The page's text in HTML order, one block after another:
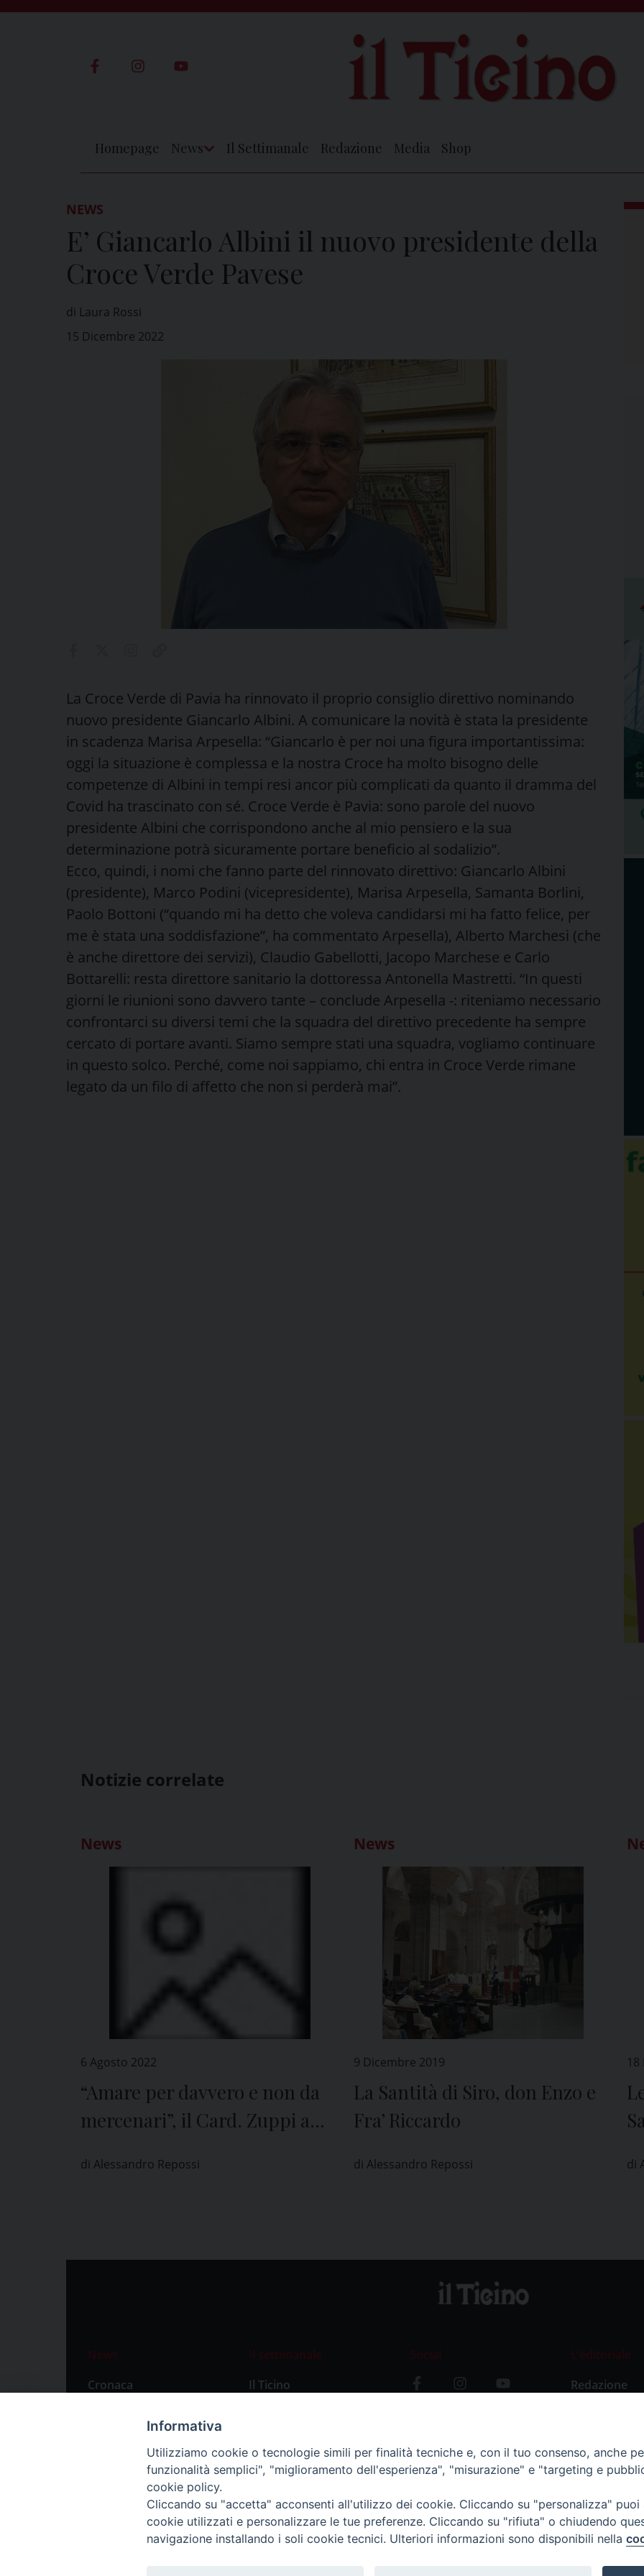
Homepage News Il Settimanale Redazione Media Shop
NEWS
E’ Giancarlo Albini il nuovo presidente della
Croce Verde Pavese
di Laura Rossi
15 Dicembre 2022
La Croce Verde di Pavia ha rinnovato il proprio consiglio direttivo nominando
nuovo presidente Giancarlo Albini. A comunicare la novità è stata la presidente
in scadenza Marisa Arpesella: “Giancarlo è per noi una figura importantissima:
oggi la situazione è complessa e la nostra Croce ha molto bisogno delle
competenze di Albini in tempi resi ancor più complicati da quanto il dramma del
Covid ha trascinato con sé. Croce Verde è Pavia: sono parole del nuovo
presidente Albini che corrispondono anche al mio pensiero e la sua
determinazione potrà sicuramente portare beneficio al sodalizio”.
Ecco, quindi, i nomi che fanno parte del rinnovato direttivo: Giancarlo Albini
(presidente), Marco Podini (vicepresidente), Marisa Arpesella, Samanta Borlini,
Paolo Bottoni (“quando mi ha detto che voleva candidarsi mi ha fatto felice, per
me è stata una soddisfazione”, ha commentato Arpesella), Alberto Marchesi (che
è anche direttore dei servizi), Claudio Gabellotti, Jacopo Marchese e Carlo
Bottarelli: resta direttore sanitario la dottoressa Antonella Mastretti. “In questi
giorni le riunioni sono davvero tante – conclude Arpesella -: riteniamo necessario
confrontarci su diversi temi che la squadra del direttivo precedente ha sempre
cercato di portare avanti. Siamo sempre stati una squadra, vogliamo continuare
in questo solco. Perché, come noi sappiamo, chi entra in Croce Verde rimane
legato da un filo di affetto che non si perderà mai”.
Notizie correlate
News
6 Agosto 2022
“Amare per davvero e non da
mercenari”, il Card. Zuppi a
di Alessandro Repossi
News
9 Dicembre 2019
La Santità di Siro, don Enzo e
Fra’ Riccardo
di Alessandro Repossi di
News
Cronaca
Primo Piano
Il settimanale
Il Ticino
Social
L’editoriale
Redazione
Informativa
Utilizziamo cookie o tecnologie simili per finalità tecniche e, con il tuo consenso, anche
funzionalità semplici", "miglioramento dell'esperienza", "misurazione" e "targeting e
cookie policy.
Cliccando su "accetta" acconsenti all'utilizzo dei cookie. Cliccando su "personalizza"
cookie utilizzati e personalizzare le tue preferenze. Cliccando su "rifiuta" o chiudendo
navigazione installando i soli cookie tecnici. Ulteriori informazioni sono disponibili nella